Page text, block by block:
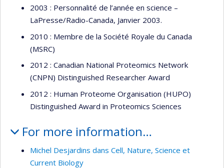
2003 : Personnalité de l’année en science –
LaPresse/Radio-Canada, Janvier 2003.
2010 : Membre de la Société Royale du Canada
(MSRC)
2012 : Canadian National Proteomics Network
(CNPN) Distinguished Researcher Award
2012 : Human Proteome Organisation (HUPO)
Distinguished Award in Proteomics Sciences
For more information…
Michel Desjardins dans Cell, Nature, Science et
Current Biology